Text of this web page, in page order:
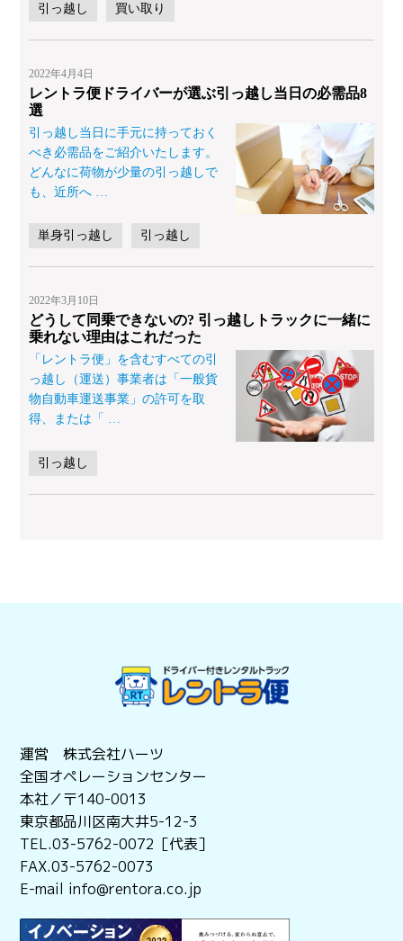
引っ越し 買い取り
2022年4月4日
レントラ便ドライバーが選ぶ引っ越し当日の必需品8
選
引っ越し当日に手元に持っておく
べき必需品をご紹介いたします。
どんなに荷物が少量の引っ越しで
も、近所へ
単身引っ越し 引っ越し
2022年3月10日
どうして同乗できないの? 引っ越しトラックに一緒に
乗れない理由はこれだった
「レントラ便」を含むすべての引
っ越し（運送）事業者は「一般貨
物自動車運送事業」の許可を取
得、または「
引っ越し
運営 株式会社ハーツ
全国オペレーションセンター
本社／〒140-0013
東京都品川区南大井5-12-3
TEL.03-5762-0072［代表］
FAX.03-5762-0073
E-mail info@rentora.co.jp